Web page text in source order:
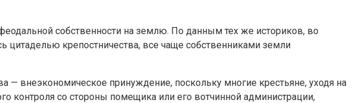
собственности на землю. По данным тех же историков, во
цитаделью крепостничества, все чаще собственниками земли
— внеэкономическое принуждение, поскольку многие крестьяне, уходя на
контроля со стороны помещика или его вотчинной администрации,